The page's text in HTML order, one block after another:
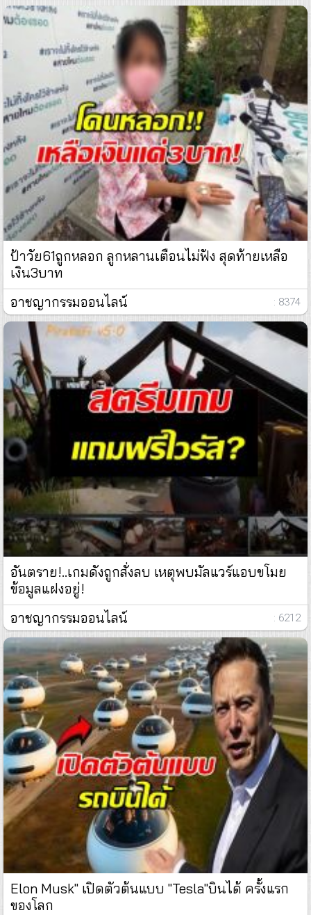
ป้าวัย61ถูกหลอก ลูกหลานเตือนไม่ฟัง สุดท้ายเหลือ
เงิน3บาท
อาชญากรรมออนไลน์
: 8374
อันตราย!..เกมดังถูกสั่งลบ เหตุพบมัลแวร์แอบขโมย
ข้อมูลแฝงอยู่!
อาชญากรรมออนไลน์
: 6212
Elon Musk" เปิดตัวต้นแบบ "Tesla"บินได้ ครั้งแรก
ของโลก